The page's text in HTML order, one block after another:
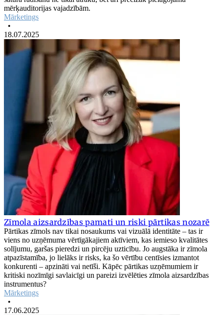
mērķauditorijas vajadzībām.
Mārketings
•
18.07.2025
Zīmola aizsardzības pamati un riski pārtikas nozarē
Pārtikas zīmols nav tikai nosaukums vai vizuālā identitāte – tas ir
viens no uzņēmuma vērtīgākajiem aktīviem, kas iemieso kvalitātes
solījumu, garšas pieredzi un pircēju uzticību. Jo augstāka ir zīmola
atpazīstamība, jo lielāks ir risks, ka šo vērtību centīsies izmantot
konkurenti – apzināti vai netīši. Kāpēc pārtikas uzņēmumiem ir
kritiski nozīmīgi savlaicīgi un pareizi izvēlēties zīmola aizsardzības
instrumentus?
Mārketings
•
17.06.2025